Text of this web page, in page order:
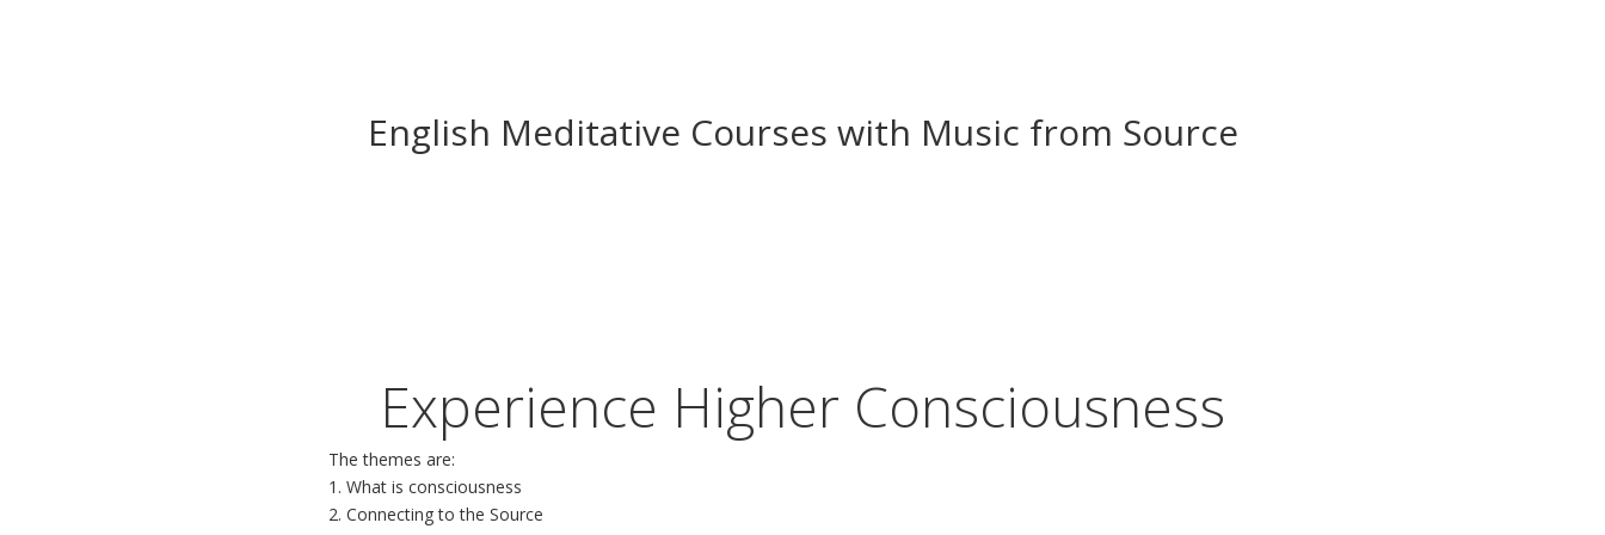
English Meditative Courses with Music from Source
Experience Higher Consciousness
The themes are:
1. What is consciousness
2. Connecting to the Source